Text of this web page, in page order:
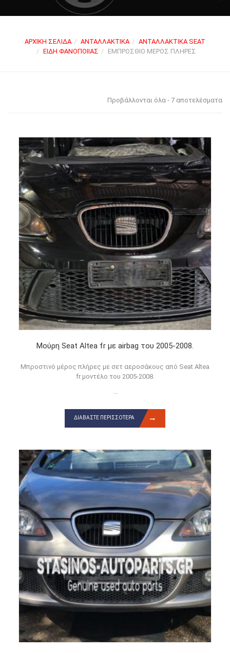
ΑΡΧΙΚΉ ΣΕΛΊΔΑ ΑΝΤΑΛΛΑΚΤΙΚΆ
ΑΝΤΑΛΛΑΚΤΙΚΆ SEAT
ΕΊΔΗ ΦΑΝΟΠΟΙΊΑΣ
ΕΜΠΡΌΣΘΙΟ ΜΈΡΟΣ ΠΛΉΡΕΣ
Προβάλλονται όλα - 7 αποτελέσματα
Μούρη Seat Altea fr με airbag του 2005-2008.
Μπροστινό μέρος πλήρες με σετ αεροσάκους από Seat Altea
fr μοντέλο του 2005-2008.
...
ΔΙΑΒΆΣΤΕ ΠΕΡΙΣΣΌΤΕΡΑ